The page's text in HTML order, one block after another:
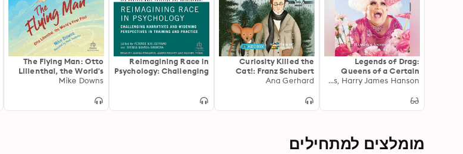
Legends of Drag:
Queens of a Certain
Age
Devin Antheus, Harry James Hanson
Curiosity Killed the
Cat!: Franz Schubert
Ana Gerhard
Reimagining Race in
Psychology: Challenging
in Training and Practice
The Flying Man: Otto
Lilienthal, the World's
First Pilot
Mike Downs
מומלצים למתחילים